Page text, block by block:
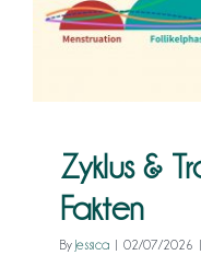
Kontakt
Zyklus &
Fakten
By Jessica | 02/07/2026 |